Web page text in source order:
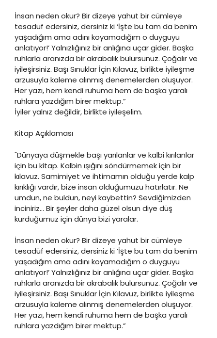
İnsan neden okur? Bir dizeye yahut bir cümleye
tesadüf edersiniz, dersiniz ki ‘İşte bu tam da benim
yaşadığım ama adını koyamadığım o duyguyu
anlatıyor!’ Yalnızlığınız bir anlığına uçar gider. Başka
ruhlarla aranızda bir akrabalık bulursunuz. Çoğalır ve
iyileşirsiniz. Başı Sınuklar İçin Kılavuz, birlikte iyileşme
arzusuyla kaleme alınmış denemelerden oluşuyor.
Her yazı, hem kendi ruhuma hem de başka yaralı
ruhlara yazdığım birer mektup.”
İyiler yalnız değildir, birlikte iyileşelim.
Kitap Açıklaması
"Dünyaya düşmekle başı yarılanlar ve kalbi kırılanlar
için bu kitap. Kalbin ışığını söndürmemek için bir
kılavuz. Samimiyet ve ihtimamın olduğu yerde kalp
kırıklığı vardır, bize insan olduğumuzu hatırlatır. Ne
umdun, ne buldun, neyi kaybettin? Sevdiğimizden
inciniriz… Bir şeyler daha güzel olsun diye düş
kurduğumuz için dünya bizi yaralar.
İnsan neden okur? Bir dizeye yahut bir cümleye
tesadüf edersiniz, dersiniz ki ‘İşte bu tam da benim
yaşadığım ama adını koyamadığım o duyguyu
anlatıyor!’ Yalnızlığınız bir anlığına uçar gider. Başka
ruhlarla aranızda bir akrabalık bulursunuz. Çoğalır ve
iyileşirsiniz. Başı Sınuklar İçin Kılavuz, birlikte iyileşme
arzusuyla kaleme alınmış denemelerden oluşuyor.
Her yazı, hem kendi ruhuma hem de başka yaralı
ruhlara yazdığım birer mektup.”